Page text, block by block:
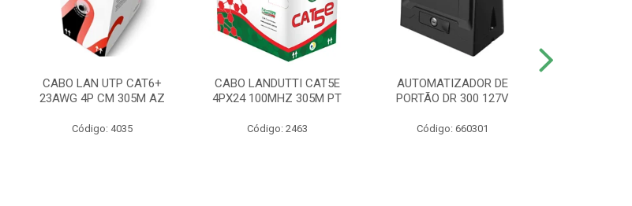
CABO LAN UTP CAT6+
23AWG 4P CM 305M AZ
Código: 4035
CABO LANDUTTI CAT5E
4PX24 100MHZ 305M PT
Código: 2463
AUTOMATIZADOR DE
PORTÃO DR 300 127V
Código: 660301